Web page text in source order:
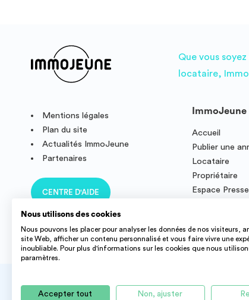
Que vous
locataire,
Mentions légales
Plan du site
Actualités ImmoJeune
Partenaires
CENTRE D'AIDE
ImmoJeune
Accueil
Publier une
Locataire
Propriétaire
Espace Presse
Des offres de logement étudiant et jeune actif
Nous utilisons des cookies
Nous pouvons les placer pour analyser les données de nos visiteurs,
site Web, afficher un contenu personnalisé et vous faire vivre une
inoubliable. Pour plus d'informations sur les cookies que nous
paramètres.
Accepter tout Non, ajuster